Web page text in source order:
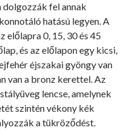
fel annak
hatású legyen. A
0, 15, 30 és 45
és az előlapon egy kicsi,
éjszakai gyöngy van
van a bronz kerettel. Az
lencse, amelynek
szintén vékony kék
a tükröződést.